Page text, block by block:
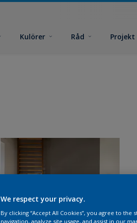
Kulörer Råd Projekt
We respect your privacy.
By clicking “Accept All Cookies”, you agree to
navigation, analyze site usage, and assist in our